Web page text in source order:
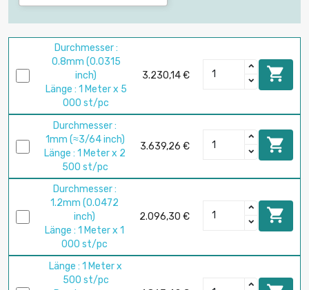
Durchmesser :
0.8mm (0.0315
inch)
Länge : 1 Meter x 5
000 st/pc
3.230,14 € 
Durchmesser :
1mm (≈3/64 inch)
Länge : 1 Meter x 2
500 st/pc
3.639,26 € 
Durchmesser :
1.2mm (0.0472
inch)
Länge : 1 Meter x 1
000 st/pc
2.096,30 € 
Länge : 1 Meter x
500 st/pc